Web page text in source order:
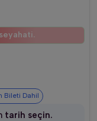
Bileti Dahil
tarih seçin.